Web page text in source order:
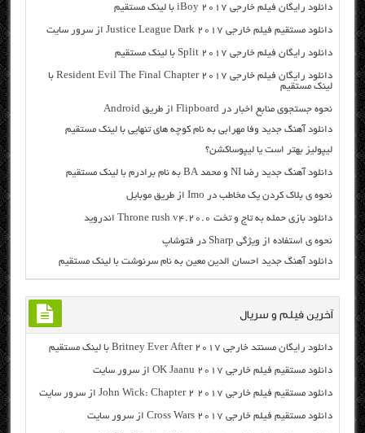
دانلود رایگان فیلم خارجی iBoy 2017 با لینک مستقیم
دانلود مستقیم فیلم خارجی Justice League Dark 2017 از سرور سایت
دانلود رایگان فیلم خارجی Split 2017 با لینک مستقیم
دانلود رایگان فیلم خارجی Resident Evil The Final Chapter 2017 با
لینک مستقیم
نحوه جستجوی منابع اخبار در Flipboard از طریق Android
دانلود آهنگ جدید وفا مهرابی به نام کوچه های تنهایی با لینک مستقیم
لیپولیز بهتر است یا لیپوساکشن؟
دانلود آهنگ جدید رضا NI و محمد BA به نام برادرم با لینک مستقیم
نحوه ی بلاک کردن یک مخاطب در Imo از طریق موبایل
دانلود بازی حمله به تاج و تخت Throne rush v4.20.0 اندروید
نحوه ی استفاده از ویژگی Sharp در فتوشاپ
دانلود آهنگ جدید احسان الدین معین به نام سرنوشت با لینک مستقیم
آخرین فیلم و سریال
دانلود رایگان مسنتد خارجی Britney Ever After 2017 با لینک مستقیم
دانلود مستقیم فیلم خارجی OK Jaanu 2017 از سرور سایت
دانلود مستقیم فیلم خارجی John Wick: Chapter 2 2017 از سرور سایت
دانلود مستقیم فیلم خارجی Cross Wars 2017 از سرور سایت